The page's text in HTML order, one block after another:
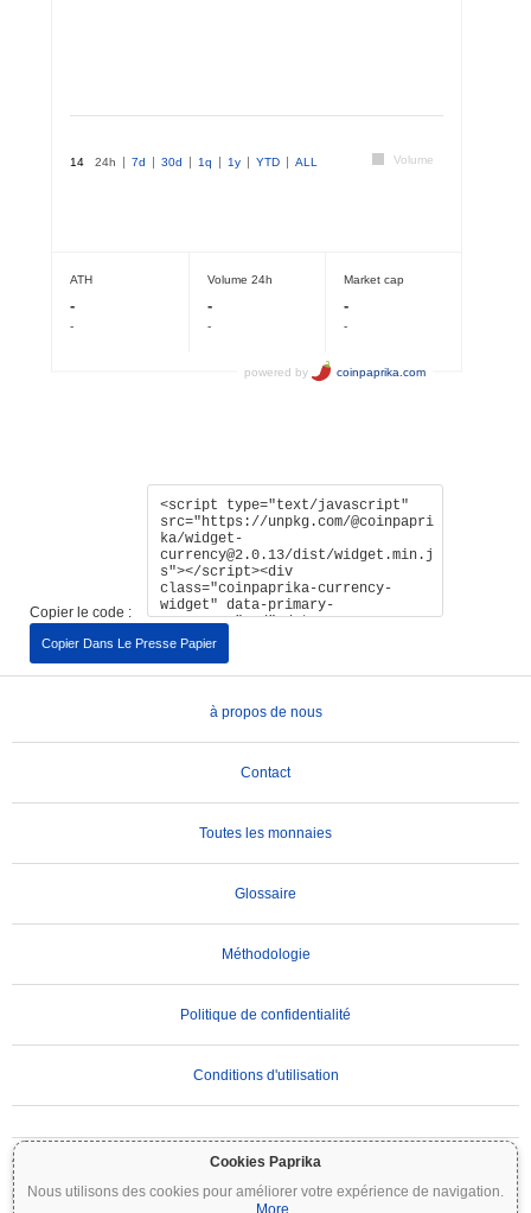
Cookies Paprika
Nous utilisons des cookies pour améliorer votre expérience de navigation.
More
Copier le code :
Copier Dans Le Presse Papier
à propos de nous
Contact
Toutes les monnaies
Glossaire
Méthodologie
Politique de confidentialité
Conditions d'utilisation
AVIS IMPORTANT :
Les cryptomonnaies sont très volatiles et comportent des risques
importants. Vous pouvez perdre une partie ou la totalité de votre investissement. Toutes
les informations sur Coinpaprika sont fournies à titre informatif uniquement et ne